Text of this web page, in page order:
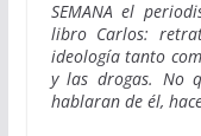
SEMANA el
libro Carlos:
ideología tanto
y las drogas. No
hablaran de él,